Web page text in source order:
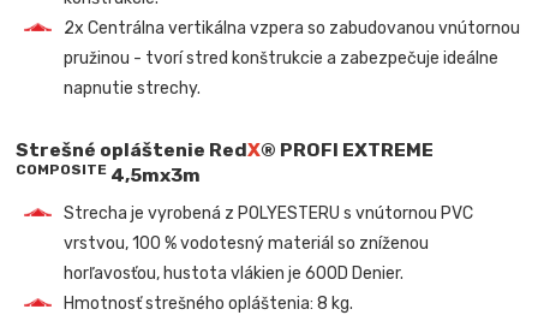
2x Centrálna vertikálna vzpera so zabudovanou vnútornou
pružinou - tvorí stred konštrukcie a zabezpečuje ideálne
napnutie strechy.
Strešné opláštenie RedX® PROFI EXTREME
COMPOSITE 4,5mx3m
Strecha je vyrobená z POLYESTERU s vnútornou PVC
vrstvou, 100 % vodotesný materiál so zníženou
horľavosťou, hustota vlákien je 600D Denier.
Hmotnosť strešného opláštenia: 8 kg.